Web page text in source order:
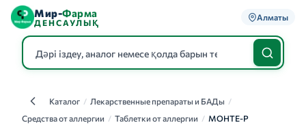
Мир-Фарма
ДЕНСАУЛЫҚ
Алматы
КаталогКаталог / Лекарственные препараты и БАДы /
Средства от аллергии / Таблетки от аллергии / МОНТЕ-Р